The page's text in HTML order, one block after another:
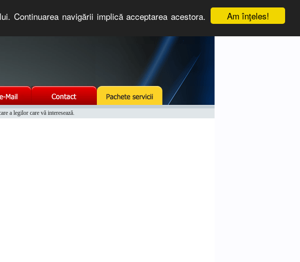
Am înţeles!
Continuarea navigării implică acceptarea acestora.
a legilor care vă interesează.